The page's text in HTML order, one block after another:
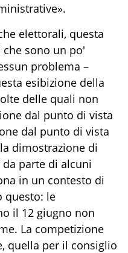
elettorali, questa
sono un po'
problema –
esibizione della
delle quali non
dal punto di vista
dal punto di vista
dimostrazione di
parte di alcuni
in un contesto di
questo: le
il 12 giugno non
La competizione
quella per il consiglio